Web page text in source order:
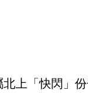
上「快閃」